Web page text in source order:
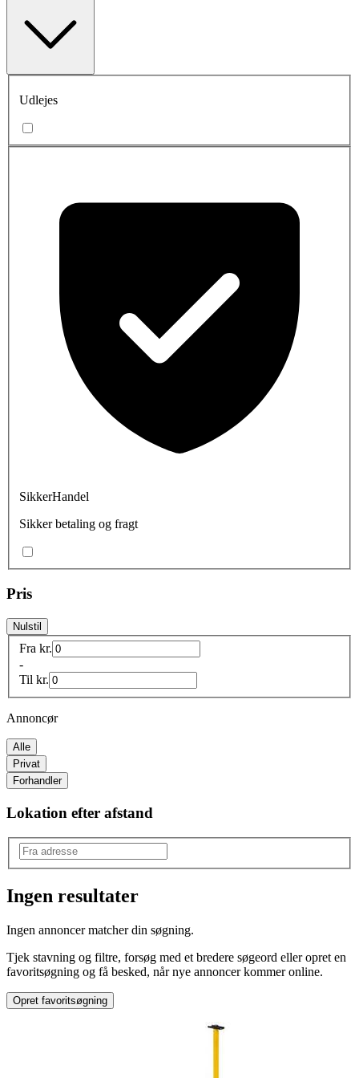
Udlejes
SikkerHandel
Sikker betaling og fragt
Pris
Nulstil
Fra kr.
-
Til kr.
Annoncør
Alle
Privat
Forhandler
Lokation efter afstand
Arbejdslampe
Ingen resultater
Ingen annoncer matcher din søgning.
Tjek stavning og filtre, forsøg med et bredere søgeord eller opret en
favoritsøgning og få besked, når nye annoncer kommer online.
Opret favoritsøgning